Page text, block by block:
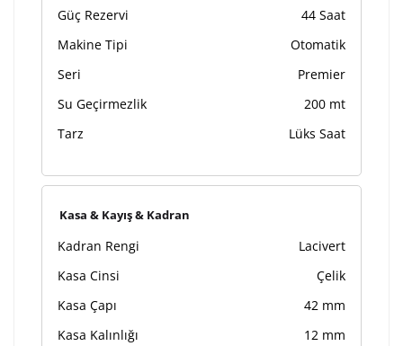
Güç Rezervi
44 Saat
Makine Tipi
Otomatik
Seri
Premier
Su Geçirmezlik
200 mt
Tarz
Lüks Saat
Kasa & Kayış & Kadran
Kadran Rengi
Lacivert
Kasa Cinsi
Çelik
Kasa Çapı
42 mm
Kasa Kalınlığı
12 mm